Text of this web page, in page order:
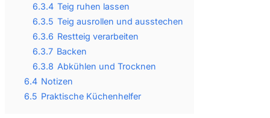
6.3.4 Teig ruhen lassen
6.3.5 Teig ausrollen und ausstechen
6.3.6 Restteig verarbeiten
6.3.7 Backen
6.3.8 Abkühlen und Trocknen
6.4 Notizen
6.5 Praktische Küchenhelfer